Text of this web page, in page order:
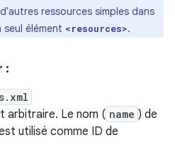
ressources simples dans
seul élément <resources>.
:
arbitraire. Le nom ( name ) de
utilisé comme ID de